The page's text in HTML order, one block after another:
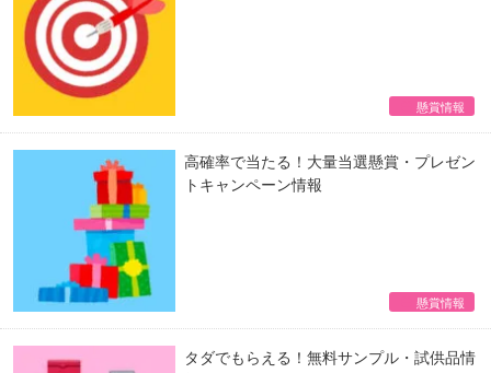
懸賞情報
高確率で当たる！大量当選懸賞・プレゼン
トキャンペーン情報
懸賞情報
タダでもらえる！無料サンプル・試供品情